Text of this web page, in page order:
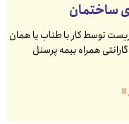
ساختمان
توسط کار با طناب یا همان
همراه بیمه پرسنل